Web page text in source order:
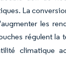
La
les
régulent la
climatique